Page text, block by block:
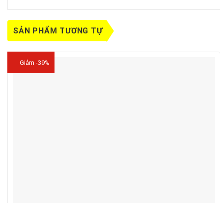
SẢN PHẨM TƯƠNG TỰ
Giảm -39%